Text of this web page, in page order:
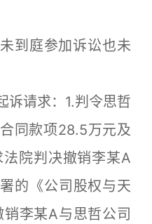
庭参加诉讼也未
请求：1.判令思哲
同款项28.5万元及
院判决撤销李某A
的《公司股权与天
李某A与思哲公司